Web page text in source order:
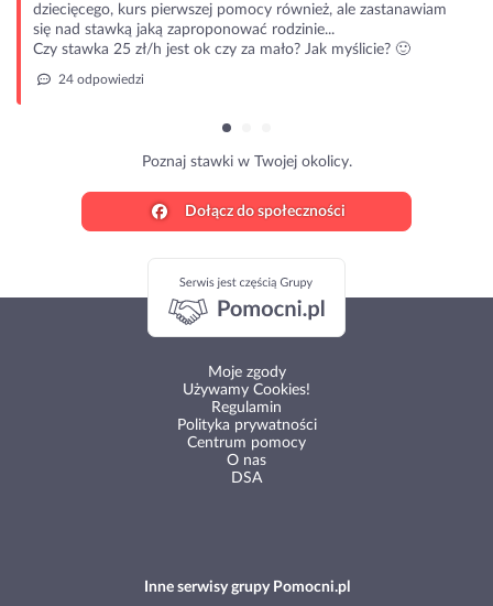
dziecięcego, kurs pierwszej pomocy również, ale zastanawiam
się nad stawką jaką zaproponować rodzinie...
Czy stawka 25 zł/h jest ok czy za mało? Jak myślicie? 🙂
24 odpowiedzi
Poznaj stawki w Twojej okolicy.
Dołącz do społeczności
Moje zgody
Używamy Cookies!
Regulamin
Polityka prywatności
Centrum pomocy
O nas
DSA
Inne serwisy grupy Pomocni.pl